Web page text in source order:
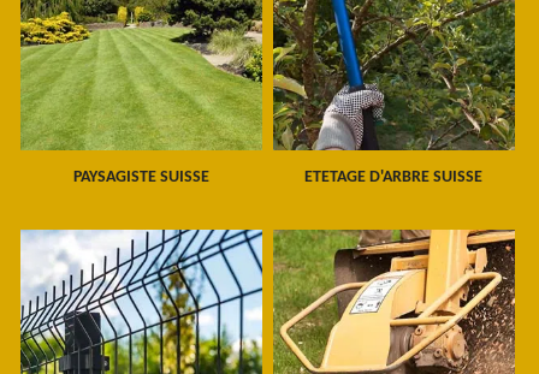
PAYSAGISTE SUISSE ETETAGE D'ARBRE SUISSE